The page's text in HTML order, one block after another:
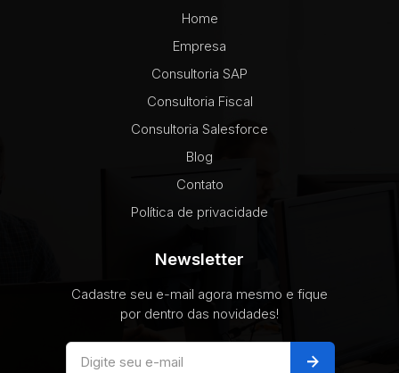
Home
Empresa
Consultoria SAP
Consultoria Fiscal
Consultoria Salesforce
Blog
Contato
Política de privacidade
Newsletter
Cadastre seu e-mail agora mesmo e fique
por dentro das novidades!